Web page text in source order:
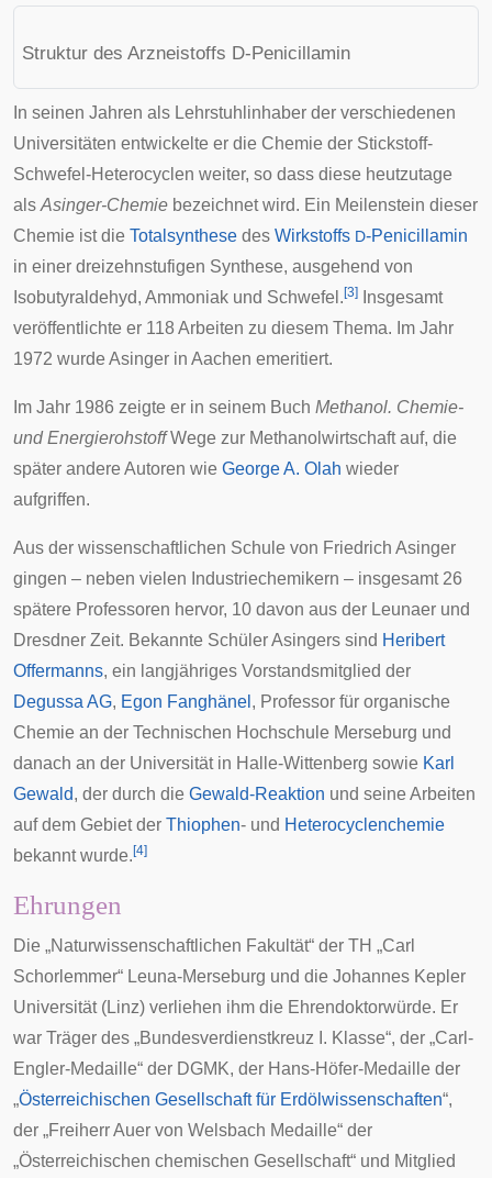
Struktur des Arzneistoffs D-Penicillamin
In seinen Jahren als Lehrstuhlinhaber der verschiedenen
Universitäten entwickelte er die Chemie der Stickstoff-
Schwefel-Heterocyclen weiter, so dass diese heutzutage
als Asinger-Chemie bezeichnet wird. Ein Meilenstein dieser
Chemie ist die Totalsynthese des Wirkstoffs D-Penicillamin
in einer dreizehnstufigen Synthese, ausgehend von
Isobutyraldehyd, Ammoniak und Schwefel. [3]
Insgesamt
veröffentlichte er 118 Arbeiten zu diesem Thema. Im Jahr
1972 wurde Asinger in Aachen emeritiert.
Im Jahr 1986 zeigte er in seinem Buch Methanol. Chemie-
und EnergierohstoffWege zur Methanolwirtschaftauf, die
später andere Autoren wie George A. Olah wieder
aufgriffen.
Aus der wissenschaftlichen Schule von Friedrich Asinger
gingen – neben vielen Industriechemikern – insgesamt 26
spätere Professoren hervor, 10 davon aus der Leunaer und
Dresdner Zeit. Bekannte Schüler Asingers sind Heribert
Offermanns, ein langjähriges Vorstandsmitglied der
Degussa AG, Egon Fanghänel , Professor für organische
Chemie an der Technischen Hochschule Merseburg und
danach an der Universität in Halle-Wittenberg sowie Karl
Gewald, der durch die Gewald-Reaktion und seine Arbeiten
auf dem Gebiet der Thiophen- und Heterocyclenchemie
bekannt wurde. [4]
Ehrungen
Die „Naturwissenschaftlichen Fakultät“ der TH „Carl
Schorlemmer“ Leuna-Merseburg und die Johannes Kepler
Universität (Linz) verliehen ihm die Ehrendoktorwürde. Er
war Träger des „Bundesverdienstkreuz I. Klasse“, der „Carl-
Engler-Medaille“ der DGMK, der Hans-Höfer-Medaille der
„Österreichischen Gesellschaft für Erdölwissenschaften“,
der „Freiherr Auer von Welsbach Medaille“ der
„Österreichischen chemischen Gesellschaft“ und Mitglied